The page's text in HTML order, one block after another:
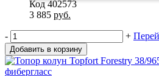
Код 402573
3 885 руб.
- +
Добавить в корзину